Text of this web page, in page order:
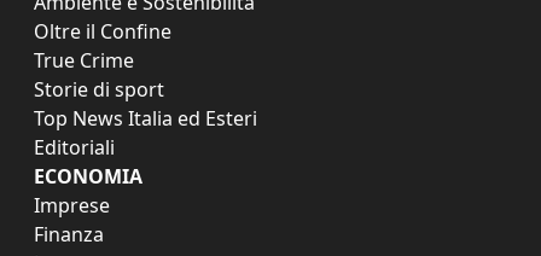
Oltre il Confine
True Crime
Storie di sport
Top News Italia ed Esteri
Editoriali
ECONOMIA
Imprese
Finanza